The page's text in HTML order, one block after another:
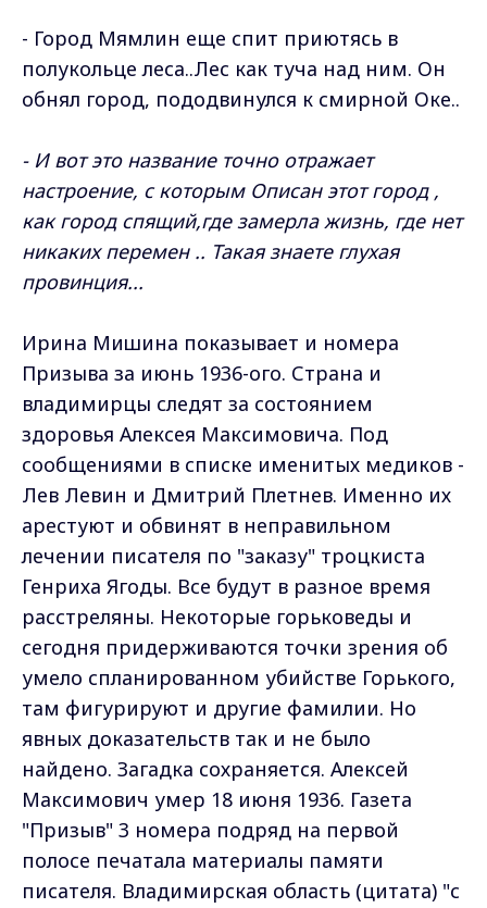
- Город Мямлин еще спит приютясь в
полукольце леса..Лес как туча над ним. Он
обнял город, пододвинулся к смирной Оке..
- И вот это название точно отражает
настроение, с которым Описан этот город ,
как город спящий,где замерла жизнь, где нет
никаких перемен .. Такая знаете глухая
провинция...
Ирина Мишина показывает и номера
Призыва за июнь 1936-ого. Страна и
владимирцы следят за состоянием
здоровья Алексея Максимовича. Под
сообщениями в списке именитых медиков -
Лев Левин и Дмитрий Плетнев. Именно их
арестуют и обвинят в неправильном
лечении писателя по "заказу" троцкиста
Генриха Ягоды. Все будут в разное время
расстреляны. Некоторые горьковеды и
сегодня придерживаются точки зрения об
умело спланированном убийстве Горького,
там фигурируют и другие фамилии. Но
явных доказательств так и не было
найдено. Загадка сохраняется. Алексей
Максимович умер 18 июня 1936. Газета
"Призыв" 3 номера подряд на первой
полосе печатала материалы памяти
писателя. Владимирская область (цитата) "с